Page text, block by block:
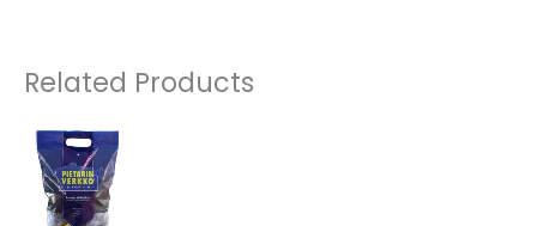
Related Products